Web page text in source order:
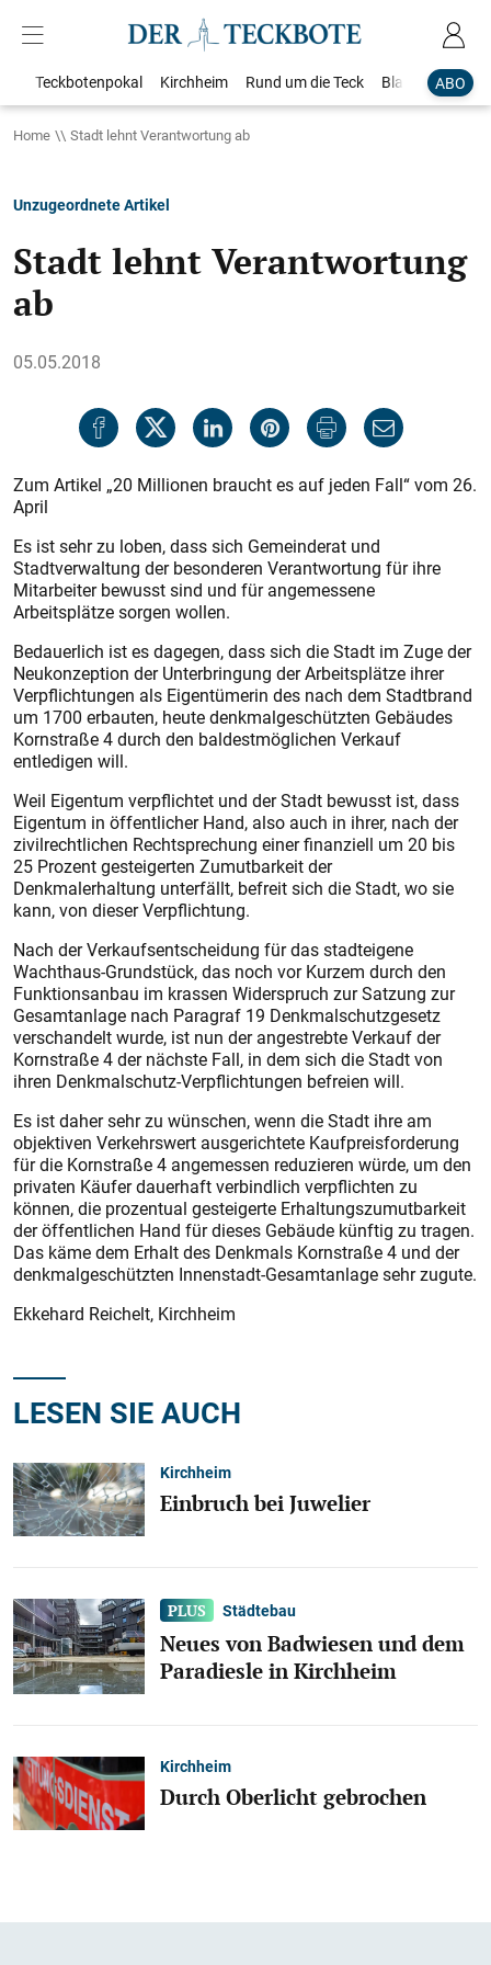
ABO
Teckbotenpokal Kirchheim Rund um die Teck Blaulicht
Home Stadt lehnt Verantwortung ab
Unzugeordnete Artikel
Stadt lehnt Verantwortung
ab
05.05.2018
Zum Artikel „20 Millionen braucht es auf jeden Fall“ vom 26.
April
Es ist sehr zu loben, dass sich Gemeinderat und
Stadtverwaltung der besonderen Verantwortung für ihre
Mitarbeiter bewusst sind und für angemessene
Arbeitsplätze sorgen wollen.
Bedauerlich ist es dagegen, dass sich die Stadt im Zuge der
Neukonzeption der Unterbringung der Arbeitsplätze ihrer
Verpflichtungen als Eigentümerin des nach dem Stadtbrand
um 1700 erbauten, heute denkmalgeschützten Gebäudes
Kornstraße 4 durch den baldestmöglichen Verkauf
entledigen will.
Weil Eigentum verpflichtet und der Stadt bewusst ist, dass
Eigentum in öffentlicher Hand, also auch in ihrer, nach der
zivilrechtlichen Rechtsprechung einer finanziell um 20 bis
25 Prozent gesteigerten Zumutbarkeit der
Denkmalerhaltung unterfällt, befreit sich die Stadt, wo sie
kann, von dieser Verpflichtung.
Nach der Verkaufsentscheidung für das stadteigene
Wachthaus-Grundstück, das noch vor Kurzem durch den
Funktionsanbau im krassen Widerspruch zur Satzung zur
Gesamtanlage nach Paragraf 19 Denkmalschutzgesetz
verschandelt wurde, ist nun der angestrebte Verkauf der
Kornstraße 4 der nächste Fall, in dem sich die Stadt von
ihren Denkmalschutz-Verpflichtungen befreien will.
Es ist daher sehr zu wünschen, wenn die Stadt ihre am
objektiven Verkehrswert ausgerichtete Kaufpreisforderung
für die Kornstraße 4 angemessen reduzieren würde, um den
privaten Käufer dauerhaft verbindlich verpflichten zu
können, die prozentual gesteigerte Erhaltungszumutbarkeit
der öffentlichen Hand für dieses Gebäude künftig zu tragen.
Das käme dem Erhalt des Denkmals Kornstraße 4 und der
denkmalgeschützten Innenstadt-Gesamtanlage sehr zugute.
Ekkehard Reichelt, Kirchheim
LESEN SIE AUCH
Kirchheim
Einbruch bei Juwelier
Städtebau
Neues von Badwiesen und dem
Paradiesle in Kirchheim
Kirchheim
Durch Oberlicht gebrochen